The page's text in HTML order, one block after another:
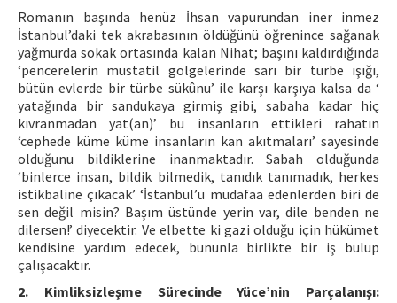
Romanın başında henüz İhsan vapurundan iner inmez
İstanbul’daki tek akrabasının öldüğünü öğrenince sağanak
yağmurda sokak ortasında kalan Nihat; başını kaldırdığında
‘pencerelerin mustatil gölgelerinde sarı bir türbe ışığı,
bütün evlerde bir türbe sükûnu’ ile karşı karşıya kalsa da ‘
yatağında bir sandukaya girmiş gibi, sabaha kadar hiç
kıvranmadan yat(an)’ bu insanların ettikleri rahatın
‘cephede küme küme insanların kan akıtmaları’ sayesinde
olduğunu bildiklerine inanmaktadır. Sabah olduğunda
‘binlerce insan, bildik bilmedik, tanıdık tanımadık, herkes
istikbaline çıkacak’ ‘İstanbul’u müdafaa edenlerden biri de
sen değil misin? Başım üstünde yerin var, dile benden ne
dilersen!’ diyecektir. Ve elbette ki gazi olduğu için hükümet
kendisine yardım edecek, bununla birlikte bir iş bulup
çalışacaktır.
2. Kimliksizleşme Sürecinde Yüce’nin Parçalanışı: